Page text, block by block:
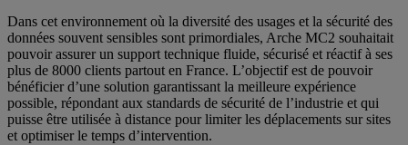
Dans cet environnement où la diversité des usages et la sécurité des
données souvent sensibles sont primordiales, Arche MC2 souhaitait
pouvoir assurer un support technique fluide, sécurisé et réactif à ses
plus de 8000 clients partout en France. L’objectif est de pouvoir
bénéficier d’une solution garantissant la meilleure expérience
possible, répondant aux standards de sécurité de l’industrie et qui
puisse être utilisée à distance pour limiter les déplacements sur sites
et optimiser le temps d’intervention.